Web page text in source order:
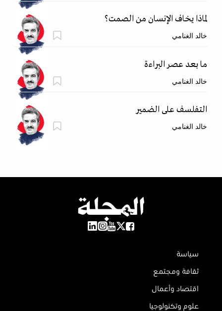
لماذا يخاف الإنسان من الصمت؟
خالد الغنامي
ما بعد عصر البراءة
خالد الغنامي
التفلسف على الضمير
خالد الغنامي
سياسة
ثقافة ومجتمع
اقتصاد وأعمال
علوم وتكنولوجيا